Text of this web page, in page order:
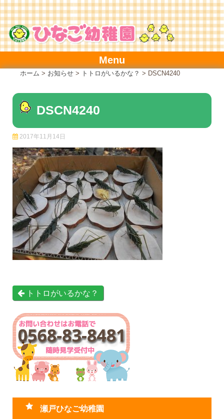
Skip
to
content
Menu
ホーム > お知らせ > トトロがいるかな？ > DSCN4240
DSCN4240
2017年11月14日
トトロがいるかな？
瀬戸ひなご幼稚園